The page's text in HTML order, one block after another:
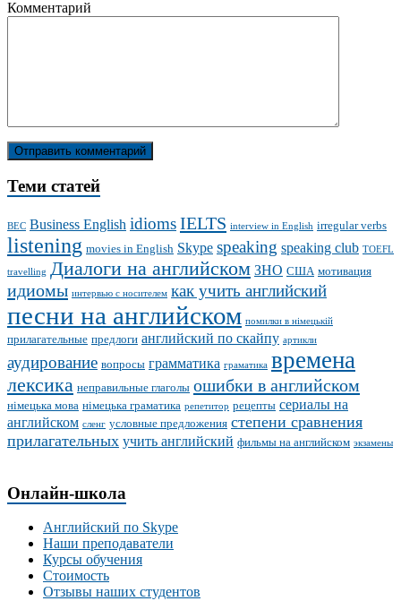
Комментарий
Теми статей
BEC Business English idiomsIELTS interview in English irregular verbs
listening movies in English Skype speaking speaking club TOEFL
travelling Диалоги на английском ЗНО США мотивация
идиомы интервью с носителем как учить английский
песни на английском помилки в німецькій
прилагательные предлоги английский по скайпу артикли
аудирование вопросы грамматика граматика времена
лексика неправильные глаголы ошибки в английском
німецька мова німецька граматика репетитор рецепты сериалы на
английском сленг условные предложения степени сравнения
прилагательных учить английский фильмы на английском экзамены
Онлайн-школа
Английский по Skype
Наши преподаватели
Курсы обучения
Стоимость
Отзывы наших студентов